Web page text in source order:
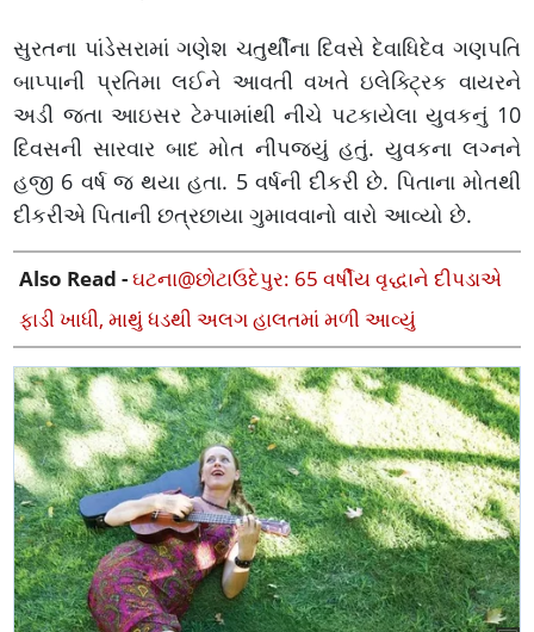
સુરતના પાંડેસરામાં ગણેશ ચતુર્થીના દિવસે દેવાધિદેવ ગણપતિ
બાપ્પાની પ્રતિમા લઈને આવતી વખતે ઇલેક્ટ્રિક વાયરને
અડી જતા આઇસર ટેમ્પામાંથી નીચે પટકાયેલા યુવકનું 10
દિવસની સારવાર બાદ મોત નીપજ્યું હતું. યુવકના લગ્નને
હજી 6 વર્ષ જ થયા હતા. 5 વર્ષની દીકરી છે. પિતાના મોતથી
દીકરીએ પિતાની છત્રછાયા ગુમાવવાનો વારો આવ્યો છે.
Also Read -ઘટના@છોટાઉદેપુર: 65 વર્ષીય વૃદ્ધાને દીપડાએ
ફાડી ખાધી, માથું ધડથી અલગ હાલતમાં મળી આવ્યું